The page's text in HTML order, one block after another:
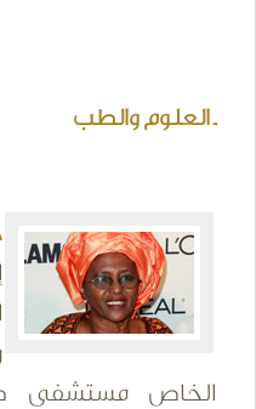
ـ العلوم والطب
الخاص مستشفى